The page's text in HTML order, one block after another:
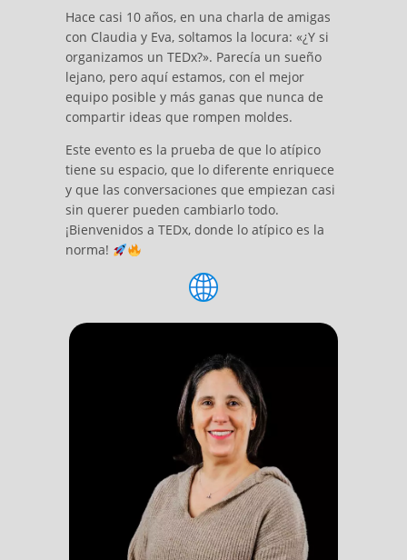
Hace casi 10 años, en una charla de amigas
con Claudia y Eva, soltamos la locura: «¿Y si
organizamos un TEDx?». Parecía un sueño
lejano, pero aquí estamos, con el mejor
equipo posible y más ganas que nunca de
compartir ideas que rompen moldes.
Este evento es la prueba de que lo atípico
tiene su espacio, que lo diferente enriquece
y que las conversaciones que empiezan casi
sin querer pueden cambiarlo todo.
¡Bienvenidos a TEDx, donde lo atípico es la
norma!